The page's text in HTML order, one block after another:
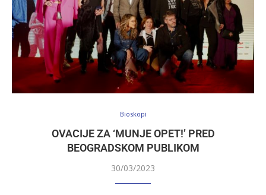
Bioskopi
OVACIJE ZA ‘MUNJE OPET!’ PRED
BEOGRADSKOM PUBLIKOM
30/03/2023